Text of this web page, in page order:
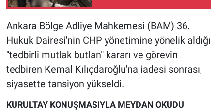
Ankara Bölge Adliye Mahkemesi (BAM) 36.
Hukuk Dairesi'nin CHP yönetimine yönelik aldığı
"tedbirli mutlak butlan" kararı ve görevin
tedbiren Kemal Kılıçdaroğlu'na iadesi sonrası,
siyasette tansiyon yükseldi.
KURULTAY KONUŞMASIYLA MEYDAN OKUDU